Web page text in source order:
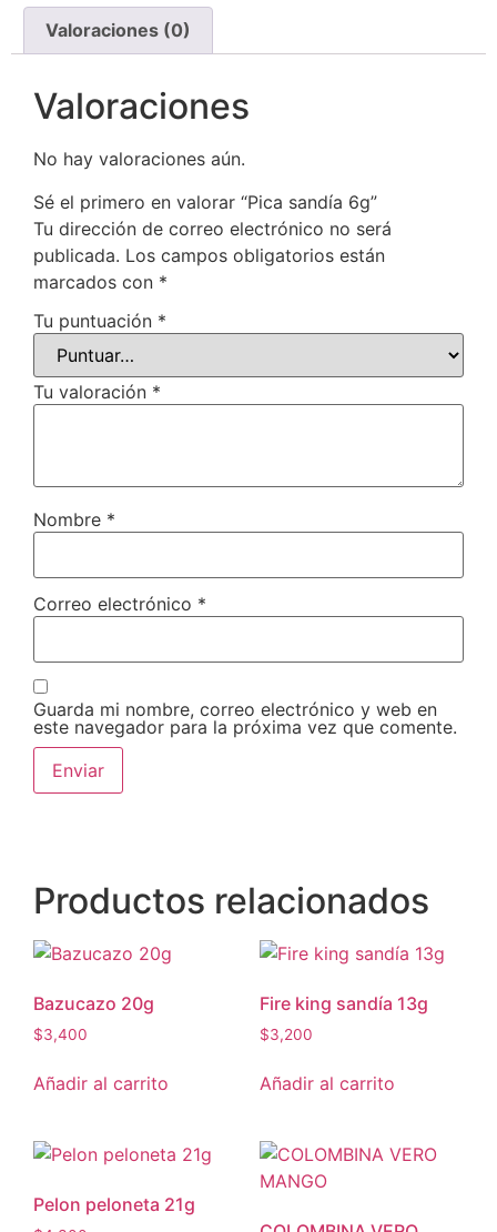
Valoraciones (0)
Valoraciones
No hay valoraciones aún.
Sé el primero en valorar “Pica sandía 6g”
Tu dirección de correo electrónico no será
publicada. Los campos obligatorios están
marcados con *
Tu puntuación *
Tu valoración *
Nombre *
Correo electrónico *
Guarda mi nombre, correo electrónico y web en
este navegador para la próxima vez que comente.
Productos relacionados
Bazucazo 20g
$3,400
Añadir al carrito
Fire king sandía 13g
$3,200
Añadir al carrito
Pelon peloneta 21g